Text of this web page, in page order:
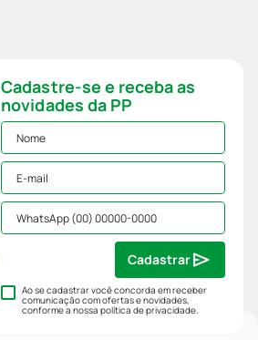
Cadastre-se e receba as
novidades da PP
Ao se cadastrar você concorda em receber
comunicação com ofertas e novidades,
conforme a nossapolítica de privacidade.
Cadastrar